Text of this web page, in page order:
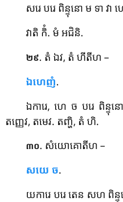
សរេ បរេ ពិន្ទុនោ ម ទា វ
វាតិ កិំ. មំ អជិនិ.
២៩. តំ ឯវ, តំ ហីតីហ –
ឯហេញំ.
ឯការេ, ហេ ច បរេ ពិន្ទុ
តញ្ញេវ, តមេវ. តញ្ហិ, តំ ហិ.
៣០. សំយោគោតីហ –
សយេ ច.
យការេ បរេ តេន សហ ពិន្